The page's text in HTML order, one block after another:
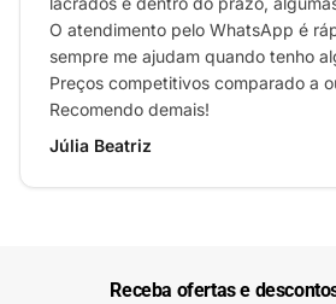
O atendimento pelo WhatsApp é
sempre me ajudam quando tenho
Preços competitivos comparado a
Recomendo demais!
Júlia Beatriz
Receba ofertas e